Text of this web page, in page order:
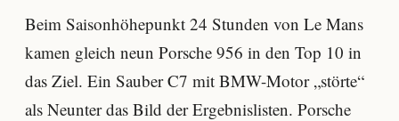
Beim Saisonhöhepunkt 24 Stunden von Le Mans
kamen gleich neun Porsche 956 in den Top 10 in
das Ziel. Ein Sauber C7 mit BMW-Motor „störte“
als Neunter das Bild der Ergebnislisten. Porsche